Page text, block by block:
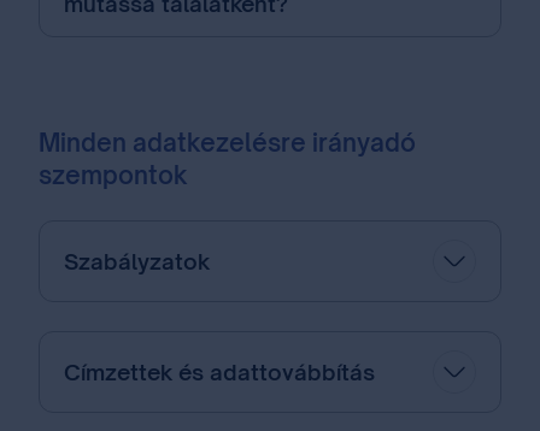
Minden adatkezelésre irányadó
szempontok
Szabályzatok
Címzettek és adattovábbítás